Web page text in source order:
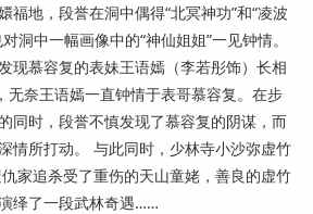
福地，段誉在洞中偶得“北冥神功”和“凌波
洞中一幅画像中的“神仙姐姐”一见钟情。
现慕容复的表妹王语嫣（李若彤饰）长相
无奈王语嫣一直钟情于表哥慕容复。在步
同时，段誉不慎发现了慕容复的阴谋，而
情所打动。 与此同时，少林寺小沙弥虚竹
仇家追杀受了重伤的天山童姥，善良的虚竹
绎了一段武林奇遇……